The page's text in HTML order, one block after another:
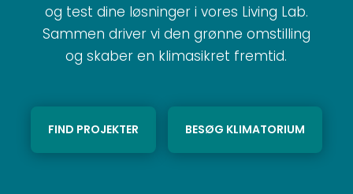
og test dine løsninger i vores Living Lab.
Sammen driver vi den grønne omstilling
og skaber en klimasikret fremtid.
FIND PROJEKTER BESØG KLIMATORIUM